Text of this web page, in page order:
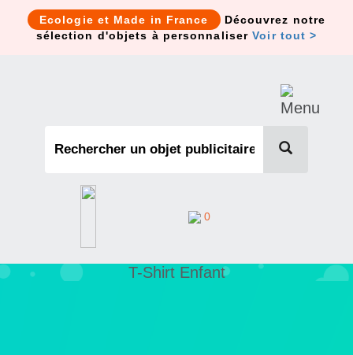
Ecologie et Made in France
Découvrez notre
sélection d'objets à personnaliserVoir tout >
0
T-Shirt Enfant
Cookies management panel